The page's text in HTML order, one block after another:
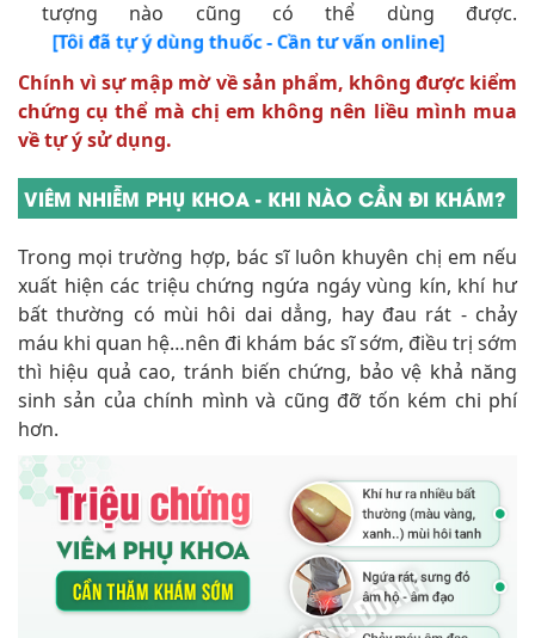
tượng nào cũng có thể dùng được.
[Tôi đã tự ý dùng thuốc - Cần tư vấn online]
Chính vì sự mập mờ về sản phẩm, không được kiểm
chứng cụ thể mà chị em không nên liều mình mua
về tự ý sử dụng.
VIÊM NHIỄM PHỤ KHOA - KHI NÀO CẦN ĐI KHÁM?
Trong mọi trường hợp, bác sĩ luôn khuyên chị em nếu
xuất hiện các triệu chứng ngứa ngáy vùng kín, khí hư
bất thường có mùi hôi dai dẳng, hay đau rát - chảy
máu khi quan hệ…nên đi khám bác sĩ sớm, điều trị sớm
thì hiệu quả cao, tránh biến chứng, bảo vệ khả năng
sinh sản của chính mình và cũng đỡ tốn kém chi phí
hơn.